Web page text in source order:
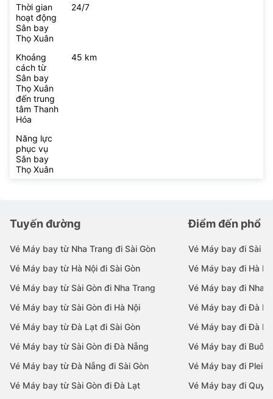
Thời gian
hoạt động
Sân bay
Thọ Xuân
24/7
Khoảng
cách từ
Sân bay
Thọ Xuân
đến trung
tâm Thanh
Hóa
45 km
Năng lực
phục vụ
Sân bay
Thọ Xuân
Tuyến đường
Vé Máy bay từ Nha Trang đi Sài Gòn
Vé Máy bay từ Hà Nội đi Sài Gòn
Vé Máy bay từ Sài Gòn đi Nha Trang
Vé Máy bay từ Sài Gòn đi Hà Nội
Vé Máy bay từ Đà Lạt đi Sài Gòn
Vé Máy bay từ Sài Gòn đi Đà Nẵng
Vé Máy bay từ Đà Nẵng đi Sài Gòn
Vé Máy bay từ Sài Gòn đi Đà Lạt
Điểm đến phổ
Vé Máy bay đi Sài
Vé Máy bay đi Hà
Vé Máy bay đi Nha
Vé Máy bay đi Đà
Vé Máy bay đi Đà
Vé Máy bay đi Buôn
Vé Máy bay đi Pleiku
Vé Máy bay đi Quy